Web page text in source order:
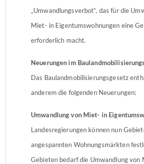
„Umwandlungsverbot“, das für die
Miet- in Eigentumswohnungen eine
erforderlich macht.
Neuerungen im
Das Baulandmobilisierungsgesetz
anderem die folgenden Neuerungen:
Umwandlung von Miet- in
Landesregierungen können nun
angespannten Wohnungsmärkten
Gebieten bedarf die Umwandlung von